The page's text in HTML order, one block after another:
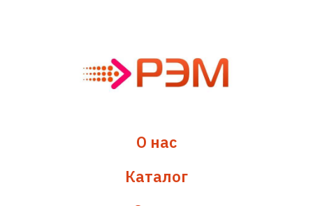
О нас
Каталог